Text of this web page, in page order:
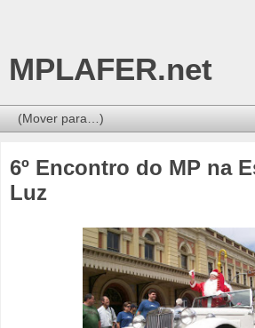
MPLAFER.net
6º Encontro do MP na
Luz